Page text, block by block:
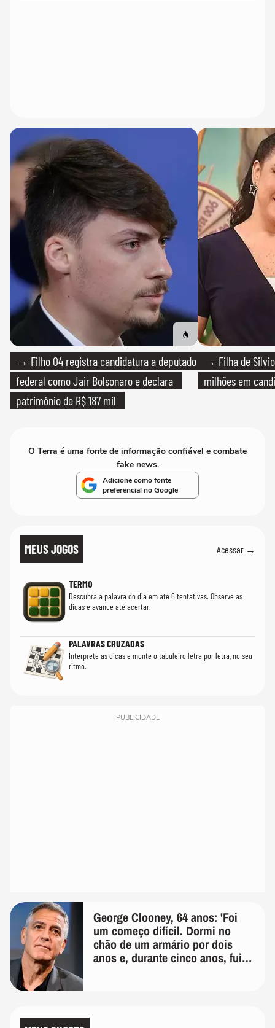
→ Filho 04 registra candidatura a deputado
federal como Jair Bolsonaro e declara
patrimônio de R$ 187 mil
→ Filha de Silvio
milhões em
O Terra é uma fonte de informação confiável e combate
fake news.
Adicione como fonte
preferencial no Google
MEUS JOGOS Acessar →
TERMO
Descubra a palavra do dia em até 6 tentativas. Observe as
dicas e avance até acertar.
PALAVRAS CRUZADAS
Interprete as dicas e monte o tabuleiro letra por letra, no seu
ritmo.
PUBLICIDADE
George Clooney, 64 anos: 'Foi
um começo difícil. Dormi no
chão de um armário por dois
anos e, durante cinco anos, fui